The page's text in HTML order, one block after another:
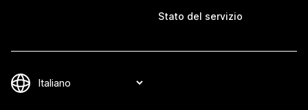
Stato del servizio